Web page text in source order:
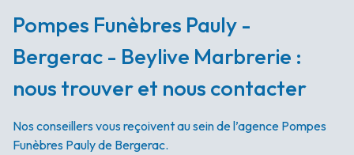
Pompes Funèbres Pauly -
Bergerac - Beylive Marbrerie :
nous trouver et nous contacter
Nos conseillers vous reçoivent au sein de l’agence Pompes
Funèbres Pauly de Bergerac.